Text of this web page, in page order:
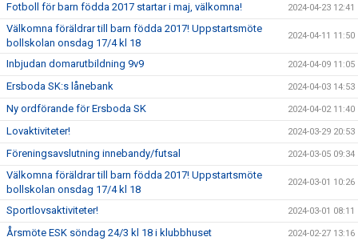
Fotboll för barn födda 2017 startar i maj, välkomna! 2024-04-23 12:41
Välkomna föräldrar till barn födda 2017! Uppstartsmöte
bollskolan onsdag 17/4 kl 18
2024-04-11 11:50
Inbjudan domarutbildning 9v9 2024-04-09 11:05
Ersboda SK:s lånebank 2024-04-03 14:53
Ny ordförande för Ersboda SK 2024-04-02 11:40
Lovaktiviteter! 2024-03-29 20:53
Föreningsavslutning innebandy/futsal 2024-03-05 09:34
Välkomna föräldrar till barn födda 2017! Uppstartsmöte
bollskolan onsdag 17/4 kl 18
2024-03-01 10:26
Sportlovsaktiviteter! 2024-03-01 08:11
Årsmöte ESK söndag 24/3 kl 18 i klubbhuset 2024-02-27 13:16